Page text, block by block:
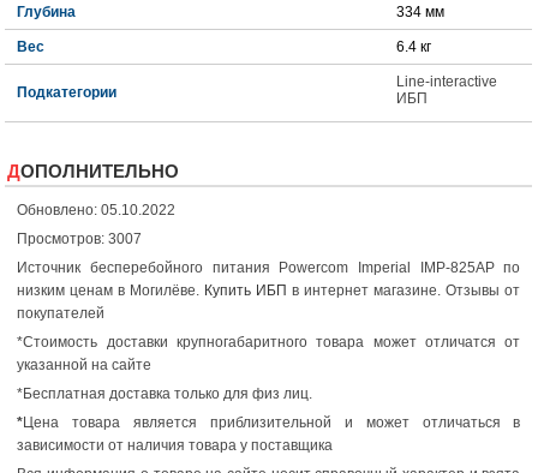
Глубина 334 мм
Вес 6.4 кг
Подкатегории
Line-interactive
ИБП
ДОПОЛНИТЕЛЬНО
Обновлено: 05.10.2022
Просмотров: 3007
Источник бесперебойного питания Powercom Imperial IMP-825AP по
низким ценам в Могилёве. Купить ИБП в интернет магазине. Отзывы от
покупателей
*Стоимость доставки крупногабаритного товара может отличатся от
указанной на сайте
*Бесплатная доставка только для физ лиц.
*Цена товара является приблизительной и может отличаться в
зависимости от наличия товара у поставщика